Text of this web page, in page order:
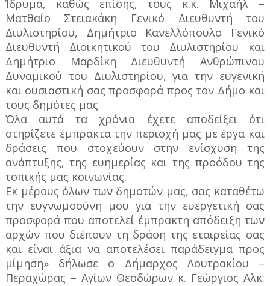
Ίδρυμα, καθώς επίσης, τους κ.κ. Μιχαήλ –
Ματθαίο Στειακάκη Γενικό Διευθυντή του
Διυλιστηρίου, Δημήτριο Κανελλόπουλο Γενικό
Διευθυντή Διοικητικού του Διυλιστηρίου και
Δημήτριο Μαρδίκη Διευθυντή Ανθρώπινου
Δυναμικού του Διυλιστηρίου, για την ευγενική
και ουσιαστική σας προσφορά προς τον Δήμο και
τους δημότες μας.
Όλα αυτά τα χρόνια έχετε αποδείξει ότι
στηρίζετε έμπρακτα την περιοχή μας με έργα και
δράσεις που στοχεύουν στην ενίσχυση της
ανάπτυξης, της ευημερίας και της προόδου της
τοπικής μας κοινωνίας.
Εκ μέρους όλων των δημοτών μας, σας καταθέτω
την ευγνωμοσύνη μου για την ευεργετική σας
προσφορά που αποτελεί έμπρακτη απόδειξη των
αρχών που διέπουν τη δράση της εταιρείας σας
και είναι άξια να αποτελέσει παράδειγμα προς
μίμηση» δήλωσε ο Δήμαρχος Λουτρακίου –
Περαχώρας – Αγίων Θεοδώρων κ. Γεώργιος Αλκ.